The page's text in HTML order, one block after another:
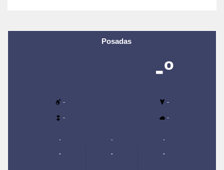
Posadas
-º
- -
- -
-
-
-
-
-
-